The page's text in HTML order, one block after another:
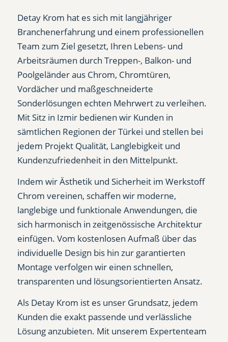
Detay Krom hat es sich mit langjähriger
Branchenerfahrung und einem professionellen
Team zum Ziel gesetzt, Ihren Lebens- und
Arbeitsräumen durch Treppen-, Balkon- und
Poolgeländer aus Chrom, Chromtüren,
Vordächer und maßgeschneiderte
Sonderlösungen echten Mehrwert zu verleihen.
Mit Sitz in Izmir bedienen wir Kunden in
sämtlichen Regionen der Türkei und stellen bei
jedem Projekt Qualität, Langlebigkeit und
Kundenzufriedenheit in den Mittelpunkt.
Indem wir Ästhetik und Sicherheit im Werkstoff
Chrom vereinen, schaffen wir moderne,
langlebige und funktionale Anwendungen, die
sich harmonisch in zeitgenössische Architektur
einfügen. Vom kostenlosen Aufmaß über das
individuelle Design bis hin zur garantierten
Montage verfolgen wir einen schnellen,
transparenten und lösungsorientierten Ansatz.
Als Detay Krom ist es unser Grundsatz, jedem
Kunden die exakt passende und verlässliche
Lösung anzubieten. Mit unserem Expertenteam